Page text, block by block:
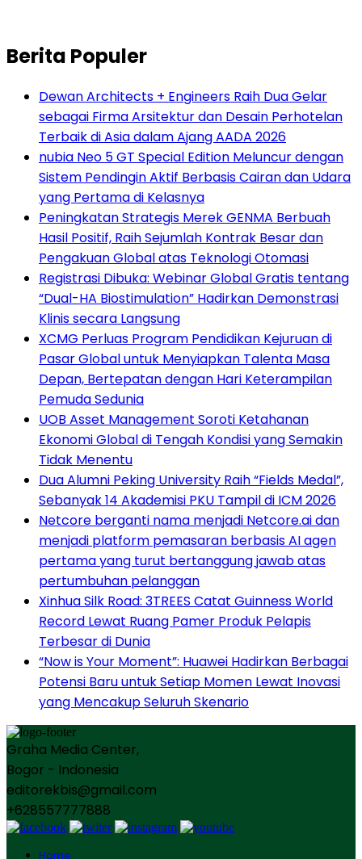
Berita Populer
Dewan Architects + Engineers Raih Dua Gelar
sebagai Firma Arsitektur dan Desain Perhotelan
Terbaik di Asia dalam Ajang AADA 2026
nubia Neo 5 GT Special Edition Meluncur dengan
Sistem Pendingin Aktif Berbasis Cairan dan Udara
yang Pertama di Kelasnya
Peningkatan Strategis Merek GENMA Berbuah
Hasil Positif, Raih Sejumlah Kontrak Besar dan
Pengakuan Global atas Teknologi Otomasi
Registrasi Dibuka: Webinar Global Gratis tentang
“Dual-HA Biostimulation” Hadirkan Demonstrasi
Klinis secara Langsung
XCMG Perluas Program Pendidikan Kejuruan di
Pasar Global untuk Menyiapkan Talenta Masa
Depan, Bertepatan dengan Hari Keterampilan
Pemuda Sedunia
UOB Asset Management Soroti Ketahanan
Ekonomi Global di Tengah Kondisi yang Semakin
Tidak Menentu
Dua Alumni Peking University Raih “Fields Medal”,
Sebanyak 14 Akademisi PKU Tampil di ICM 2026
Netcore berganti nama menjadi Netcore.ai dan
menjadi platform pemasaran berbasis AI agen
pertama yang turut bertanggung jawab atas
pertumbuhan pelanggan
Xinhua Silk Road: 3TREES Catat Guinness World
Record Lewat Ruang Pamer Produk Pelapis
Terbesar di Dunia
“Now is Your Moment”: Huawei Hadirkan Berbagai
Potensi Baru untuk Setiap Momen Lewat Inovasi
yang Mencakup Seluruh Skenario
Graha Media Center,
Bogor - Indonesia
editorekbis@gmail.com
+628557777888
Home